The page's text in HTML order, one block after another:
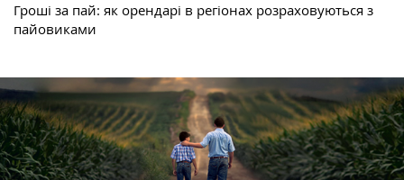
Гроші за пай: як орендарі в регіонах розраховуються з
пайовиками